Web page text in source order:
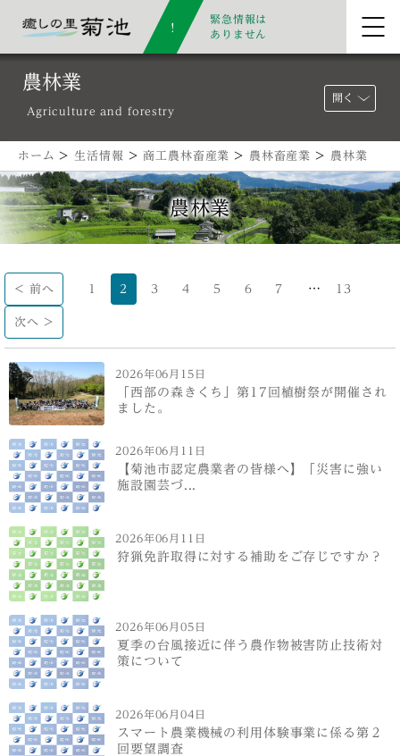
緊急情報は
ありません
農林業
Agriculture and forestry
開く
ホーム >生活情報 >商工農林畜産業 > 農林畜産業 > 農林業
農林業
< 前へ 1 2 3 4 5 6 7 … 13
次へ >
2026年06月15日
「西部の森きくち」第17回植樹祭が開催され
ました。
2026年06月11日
【菊池市認定農業者の皆様へ】「災害に強い
施設園芸づ...
2026年06月11日
狩猟免許取得に対する補助をご存じですか？
2026年06月05日
夏季の台風接近に伴う農作物被害防止技術対
策について
2026年06月04日
スマート農業機械の利用体験事業に係る第２
回要望調査